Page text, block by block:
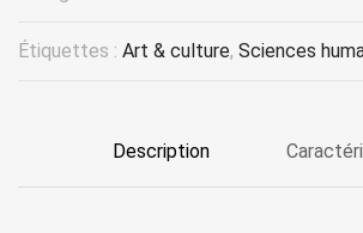
Étiquettes : Art & culture, Sciences
Description